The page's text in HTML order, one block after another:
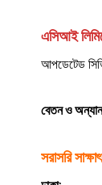
এসিআই
আপডেটেড
বেতন ও
সরাসরি